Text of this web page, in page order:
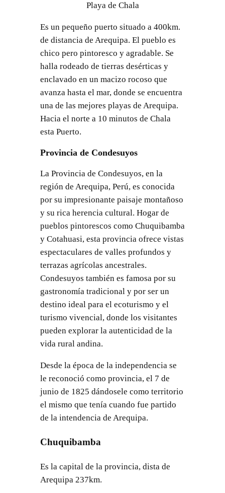
Playa de Chala
Es un pequeño puerto situado a 400km.
de distancia de Arequipa. El pueblo es
chico pero pintoresco y agradable. Se
halla rodeado de tierras desérticas y
enclavado en un macizo rocoso que
avanza hasta el mar, donde se encuentra
una de las mejores playas de Arequipa.
Hacia el norte a 10 minutos de Chala
esta Puerto.
Provincia de Condesuyos
La Provincia de Condesuyos, en la
región de Arequipa, Perú, es conocida
por su impresionante paisaje montañoso
y su rica herencia cultural. Hogar de
pueblos pintorescos como Chuquibamba
y Cotahuasi, esta provincia ofrece vistas
espectaculares de valles profundos y
terrazas agrícolas ancestrales.
Condesuyos también es famosa por su
gastronomía tradicional y por ser un
destino ideal para el ecoturismo y el
turismo vivencial, donde los visitantes
pueden explorar la autenticidad de la
vida rural andina.
Desde la época de la independencia se
le reconoció como provincia, el 7 de
junio de 1825 dándosele como territorio
el mismo que tenía cuando fue partido
de la intendencia de Arequipa.
Chuquibamba
Es la capital de la provincia, dista de
Arequipa 237km.